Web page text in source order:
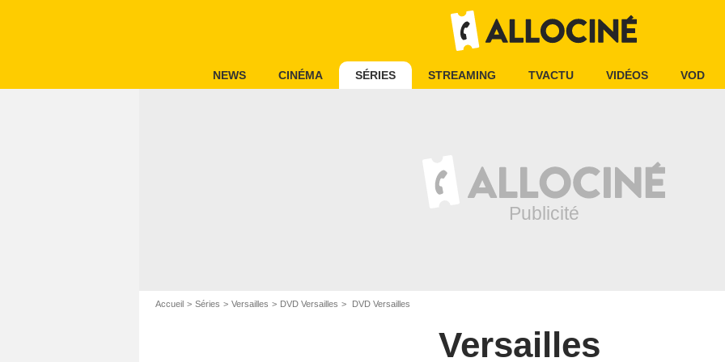
NEWS CINÉMA SÉRIES STREAMING TVACTU VIDÉOS VOD
Accueil Séries Versailles DVD Versailles DVD Versailles
Versailles